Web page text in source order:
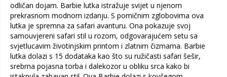
odličan dojam. Barbie lutka istražuje svijet u njenom
prekrasnom modnom izdanju. S pomičnim zglobovima ova
lutka je spremna za safari avanturu. Ona pokazuje svoj
samouvjereni safari stil u rozom, odgovarajućem setu sa
svjetlucavim životinjskim printom i zlatnim čizmama. Barbie
lutka dolazi s 15 dodataka kao što su ružičasti safari šešir,
srebrna pojasna torba i dalekozor u obliku srca kako bi